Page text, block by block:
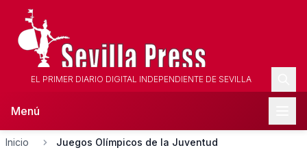
EL PRIMER DIARIO DIGITAL INDEPENDIENTE DE SEVILLA
Menú
Inicio Juegos Olímpicos de la Juventud